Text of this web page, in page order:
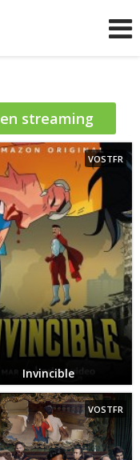
en streaming
VOSTFR
Invincible
VOSTFR